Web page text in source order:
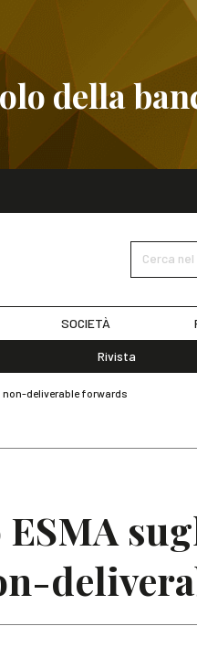
della
Cerca
SOCIETÀ
Rivista
non-deliverable forwards